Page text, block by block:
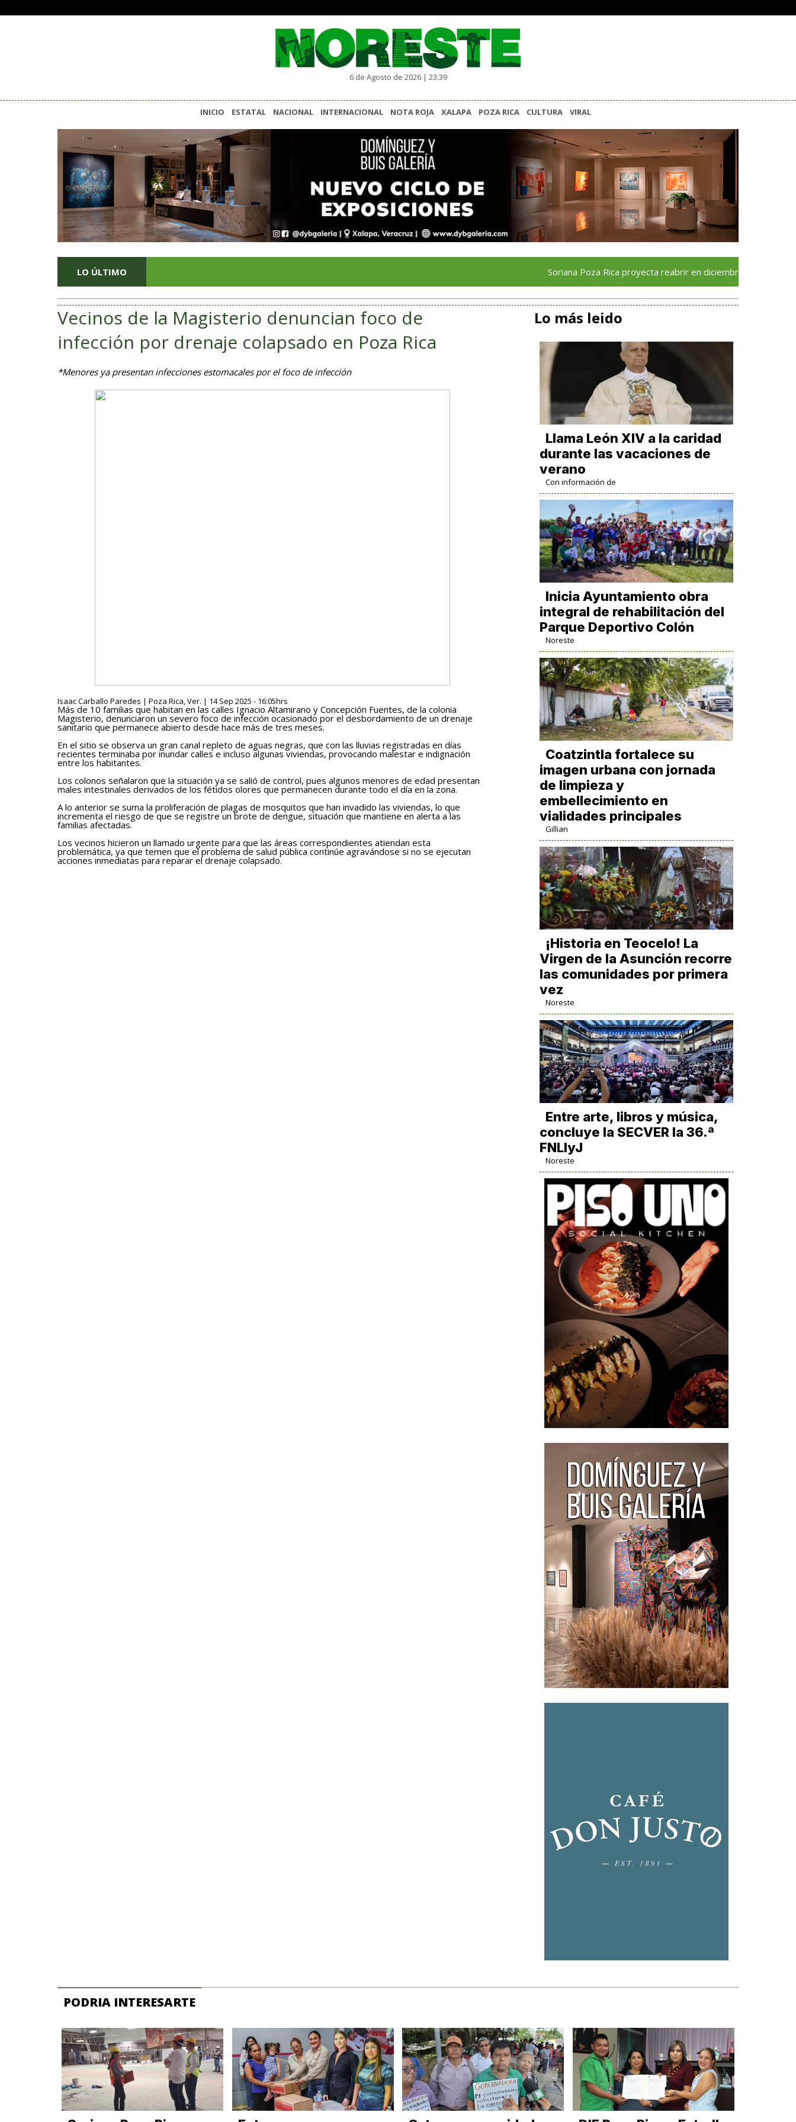
6 de Agosto de 2026 | 23:39
INICIO ESTATAL NACIONAL INTERNACIONAL NOTA ROJA XALAPA POZA RICA CULTURA VIRAL
LO ÚLTIMO Soriana Poza Rica proyecta reabrir en diciembre tras avance del 70
Vecinos de la Magisterio denuncian foco de
infección por drenaje colapsado en Poza Rica
*Menores ya presentan infecciones estomacales por el foco de infección
Isaac Carballo Paredes | Poza Rica, Ver. | 14 Sep 2025 - 16:05hrs
Más de 10 familias que habitan en las calles Ignacio Altamirano y Concepción Fuentes, de la colonia
Magisterio, denunciaron un severo foco de infección ocasionado por el desbordamiento de un drenaje
sanitario que permanece abierto desde hace más de tres meses.
En el sitio se observa un gran canal repleto de aguas negras, que con las lluvias registradas en días
recientes terminaba por inundar calles e incluso algunas viviendas, provocando malestar e indignación
entre los habitantes.
Los colonos señalaron que la situación ya se salió de control, pues algunos menores de edad presentan
males intestinales derivados de los fétidos olores que permanecen durante todo el día en la zona.
A lo anterior se suma la proliferación de plagas de mosquitos que han invadido las viviendas, lo que
incrementa el riesgo de que se registre un brote de dengue, situación que mantiene en alerta a las
familias afectadas.
Los vecinos hicieron un llamado urgente para que las áreas correspondientes atiendan esta
problemática, ya que temen que el problema de salud pública continúe agravándose si no se ejecutan
acciones inmediatas para reparar el drenaje colapsado.
Lo más leido
Llama León XIV a la caridad
durante las vacaciones de
verano
Con información de
Inicia Ayuntamiento obra
integral de rehabilitación del
Parque Deportivo Colón
Noreste
Coatzintla fortalece su
imagen urbana con jornada
de limpieza y
embellecimiento en
vialidades principales
Gillian
​¡Historia en Teocelo! La
Virgen de la Asunción recorre
las comunidades por primera
vez
Noreste
Entre arte, libros y música,
concluye la SECVER la 36.ª
FNLIyJ
Noreste
PODRIA INTERESARTE